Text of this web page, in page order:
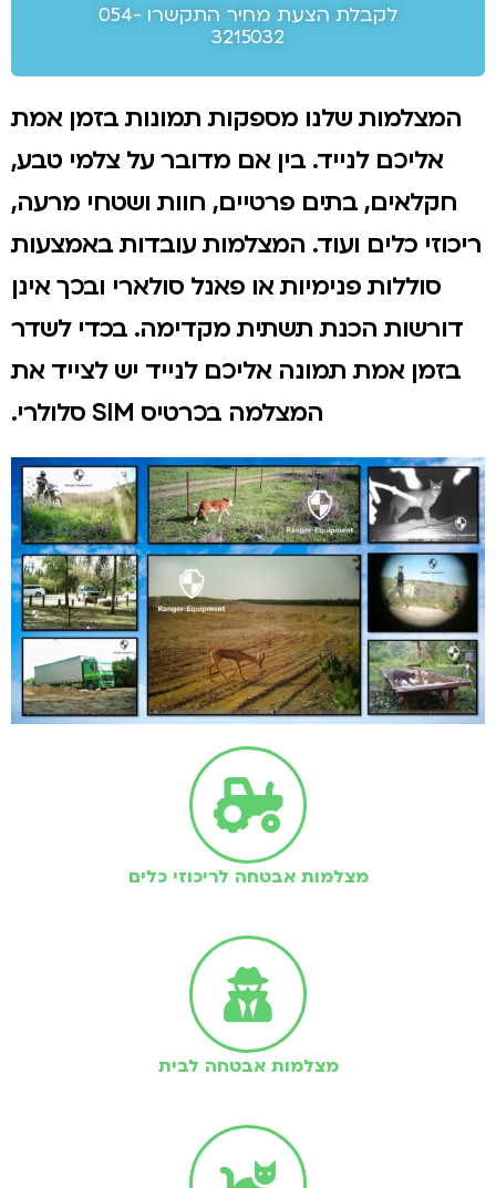
לקבלת הצעת מחיר התקשרו 054-
3215032
המצלמות שלנו מספקות תמונות בזמן אמת
אליכם לנייד. בין אם מדובר על צלמי טבע,
חקלאים, בתים פרטיים, חוות ושטחי מרעה,
ריכוזי כלים ועוד. המצלמות עובדות באמצעות
סוללות פנימיות או פאנל סולארי ובכך אינן
דורשות הכנת תשתית מקדימה. בכדי לשדר
בזמן אמת תמונה אליכם לנייד יש לצייד את
המצלמה בכרטיס SIM סלולרי.
מצלמות אבטחה לריכוזי כלים
מצלמות אבטחה לבית